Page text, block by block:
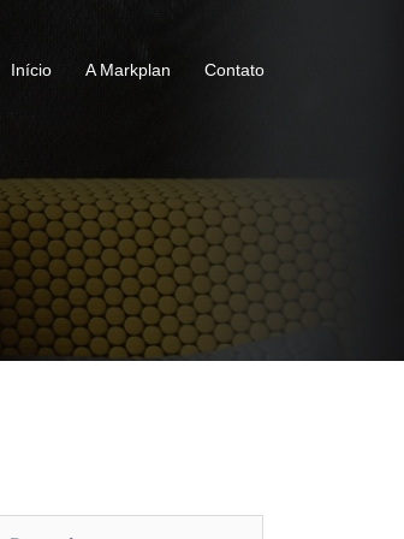
Início A Markplan Contato